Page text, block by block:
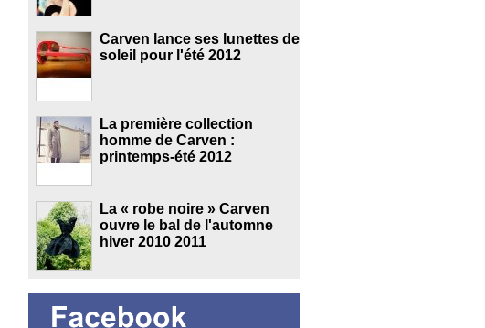
Carven lance ses lunettes de
soleil pour l'été 2012
La première collection
homme de Carven :
printemps-été 2012
La « robe noire » Carven
ouvre le bal de l'automne
hiver 2010 2011